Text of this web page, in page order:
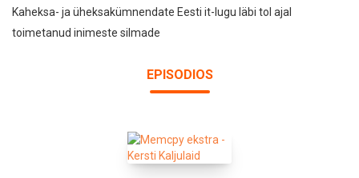
Kaheksa- ja üheksakümnendate Eesti it-lugu läbi tol ajal
toimetanud inimeste silmade
EPISODIOS